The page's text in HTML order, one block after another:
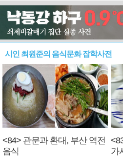
시인 최원준의 음식문화 잡학사전
<84> 관문과 환대, 부산 역전
음식
가